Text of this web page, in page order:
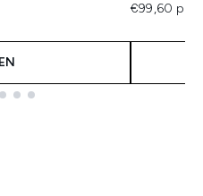
€99,60 per